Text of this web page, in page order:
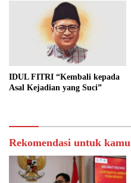
IDUL FITRI “Kembali kepada
Asal Kejadian yang Suci”
Rekomendasi untuk kamu